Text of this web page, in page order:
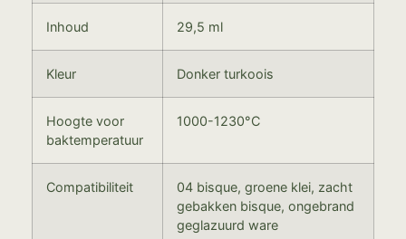
Inhoud 29,5 ml
Kleur Donker turkoois
Hoogte voor
baktemperatuur
1000-1230°C
Compatibiliteit
04 bisque, groene klei, zacht
gebakken bisque, ongebrand
geglazuurd ware